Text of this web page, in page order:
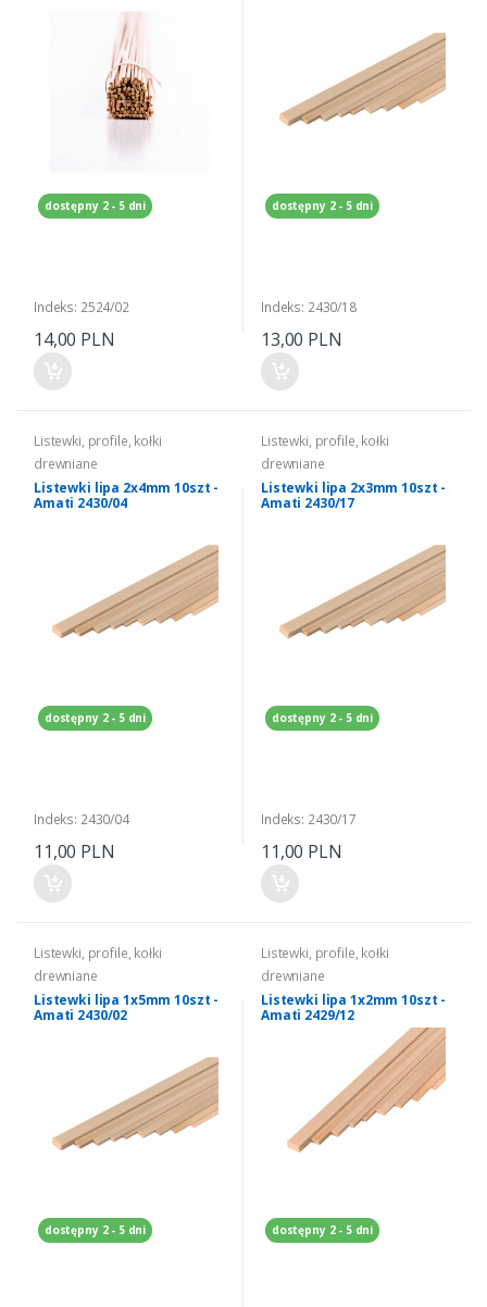
dostępny 2 - 5 dni
Indeks: 2524/02
14,00 PLN
dostępny 2 - 5 dni
Indeks: 2430/18
13,00 PLN
Listewki, profile, kołki
drewniane
Listewki lipa 2x4mm 10szt -
Amati 2430/04
dostępny 2 - 5 dni
Indeks: 2430/04
11,00 PLN
Listewki, profile, kołki
drewniane
Listewki lipa 2x3mm 10szt -
Amati 2430/17
dostępny 2 - 5 dni
Indeks: 2430/17
11,00 PLN
Listewki, profile, kołki
drewniane
Listewki lipa 1x5mm 10szt -
Amati 2430/02
dostępny 2 - 5 dni
Listewki, profile, kołki
drewniane
Listewki lipa 1x2mm 10szt -
Amati 2429/12
dostępny 2 - 5 dni